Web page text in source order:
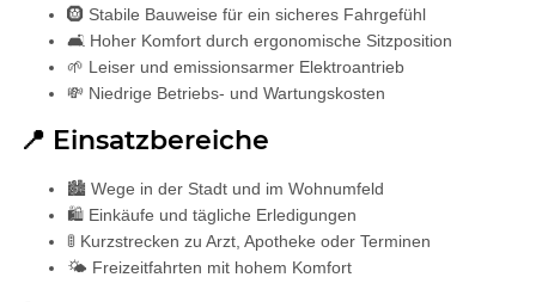
🛞 Stabile Bauweise für ein sicheres Fahrgefühl
🛋️ Hoher Komfort durch ergonomische Sitzposition
🌱 Leiser und emissionsarmer Elektroantrieb
💸 Niedrige Betriebs- und Wartungskosten
📍 Einsatzbereiche
🏙️ Wege in der Stadt und im Wohnumfeld
🛍️ Einkäufe und tägliche Erledigungen
🚦 Kurzstrecken zu Arzt, Apotheke oder Terminen
🌤️ Freizeitfahrten mit hohem Komfort